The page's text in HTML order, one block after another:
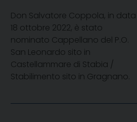
Don Salvatore Coppola, in data
18 ottobre 2022, è stato
nominato Cappellano del P.O.
San Leonardo sito in
Castellammare di Stabia /
Stabilimento sito in Gragnano.